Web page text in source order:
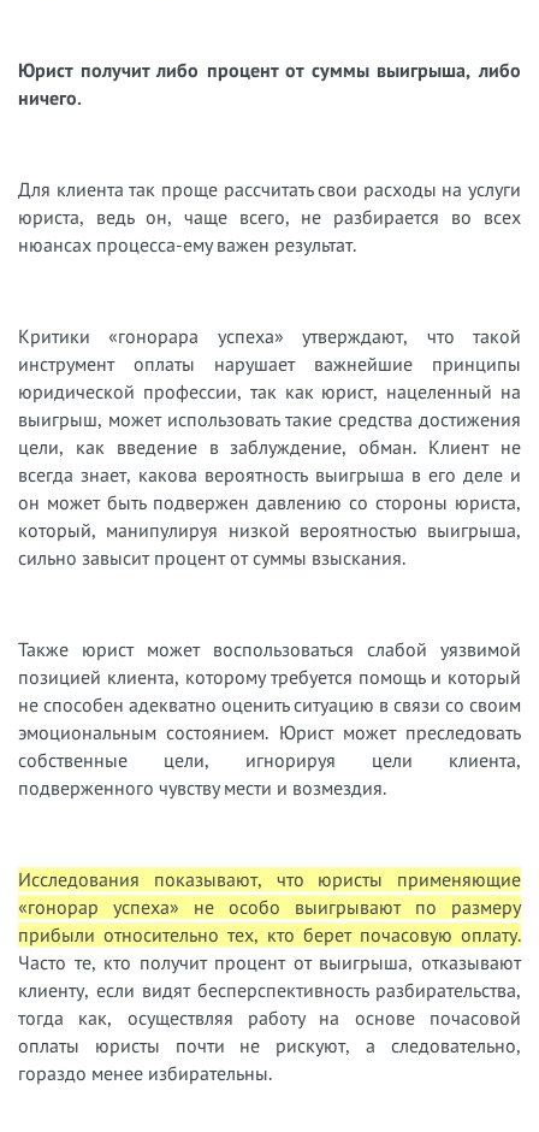
Юрист получит либо процент от суммы выигрыша, либо
ничего.
Для клиента так проще рассчитать свои расходы на услуги
юриста, ведь он, чаще всего, не разбирается во всех
нюансах процесса-ему важен результат.
Критики «гонорара успеха» утверждают, что такой
инструмент оплаты нарушает важнейшие принципы
юридической профессии, так как юрист, нацеленный на
выигрыш, может использовать такие средства достижения
цели, как введение в заблуждение, обман. Клиент не
всегда знает, какова вероятность выигрыша в его деле и
он может быть подвержен давлению со стороны юриста,
который, манипулируя низкой вероятностью выигрыша,
сильно завысит процент от суммы взыскания.
Также юрист может воспользоваться слабой уязвимой
позицией клиента, которому требуется помощь и который
не способен адекватно оценить ситуацию в связи со своим
эмоциональным состоянием. Юрист может преследовать
собственные цели, игнорируя цели клиента,
подверженного чувству мести и возмездия.
Исследования показывают, что юристы применяющие
«гонорар успеха» не особо выигрывают по размеру
прибыли относительно тех, кто берет почасовую оплату.
Часто те, кто получит процент от выигрыша, отказывают
клиенту, если видят бесперспективность разбирательства,
тогда как, осуществляя работу на основе почасовой
оплаты юристы почти не рискуют, а следовательно,
гораздо менее избирательны.